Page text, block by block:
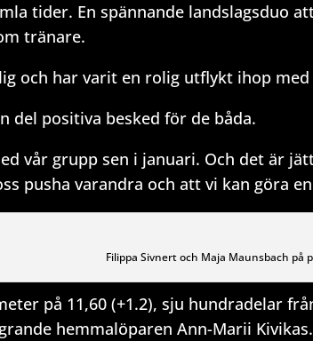
tider. En spännande landslagsduo
tränare.
och har varit en rolig utflykt ihop
del positiva besked för de båda.
vår grupp sen i januari. Och det är
pusha varandra och att vi kan göra
Filippa Sivnert och Maja Maunsbach på
på 11,60 (+1.2), sju hundradelar
hemmalöparen Ann-Marii Kivikas.